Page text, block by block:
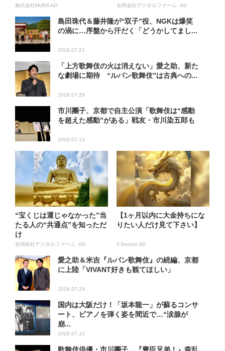
株式会社MURA AD 合同会社デジタルファーム AD
島田珠代＆藤井隆が“双子”役、NGKは爆笑
の渦に…序盤から汗だく「どうかしてまし...
2026.07.21
「上方歌舞伎の火は消えない」愛之助、新た
な劇場に期待 “ルパン歌舞伎”は古典への...
2026.07.29
市川團子、京都で自主公演「歌舞伎は“感動
を超えた感動”がある」戦友・市川染五郎も
2026.07.13
“宝くじは運じゃなかった”当
たる人の“共通点”を知っただ
け
合同会社デジタルファーム AD
【1ヶ月以内に大金持ちにな
りたい人だけ見て下さい】
Il Sereno AD
愛之助＆米吉『ルパン歌舞伎』の続編、京都
に上陸「VIVANT好きも観てほしい」
2026.07.29
国内は大阪だけ！「坂本龍一」が蘇るコンサ
ート、ピアノを弾く姿を間近で…“涙腺が
崩...
2026.07.10
歌舞伎俳優・市川團子、『豊臣兄弟！』森乱